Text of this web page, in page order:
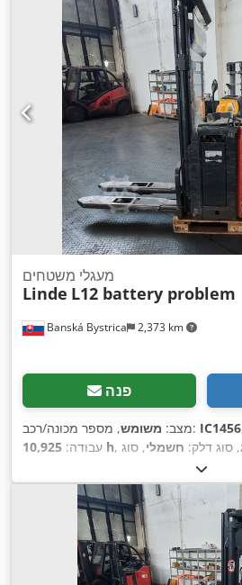
Banská Bystrica 2,373 km
מעגלי משטחים
Linde L12 battery problem
פנה
מצב: משומש , מספר מכונה/רכב: IC1456
עבודה: 10,925 h , סוג דלק: חשמלי, סוג